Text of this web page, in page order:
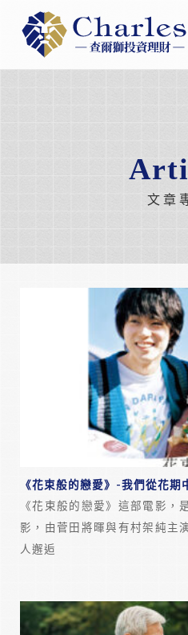
content
文章
《花束般的戀愛》-我們從花期
《花束般的戀愛》這部電影，
影，由菅田將暉與有村架純主
人邂逅